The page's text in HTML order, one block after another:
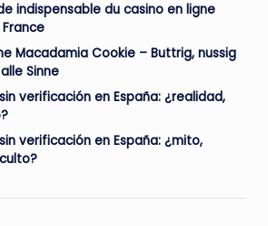
indispensable du casino en ligne
Macadamia Cookie – Buttrig, nussig
Sinne
verificación en España: ¿realidad,
verificación en España: ¿mito,